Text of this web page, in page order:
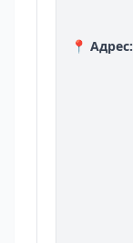
📍 Адрес: